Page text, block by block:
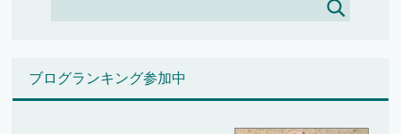
ブログランキング参加中